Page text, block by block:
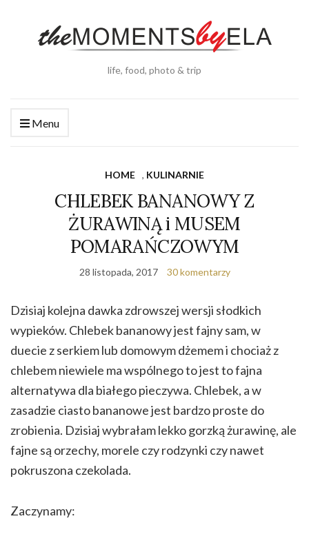
life, food, photo & trip
Menu
HOME , KULINARNIE
CHLEBEK BANANOWY Z
ŻURAWINĄ i MUSEM
POMARAŃCZOWYM
28 listopada, 2017 30 komentarzy
Dzisiaj kolejna dawka zdrowszej wersji słodkich
wypieków. Chlebek bananowy jest fajny sam, w
duecie z serkiem lub domowym dżemem i chociaż z
chlebem niewiele ma wspólnego to jest to fajna
alternatywa dla białego pieczywa. Chlebek, a w
zasadzie ciasto bananowe jest bardzo proste do
zrobienia. Dzisiaj wybrałam lekko gorzką żurawinę, ale
fajne są orzechy, morele czy rodzynki czy nawet
pokruszona czekolada.
Zaczynamy: